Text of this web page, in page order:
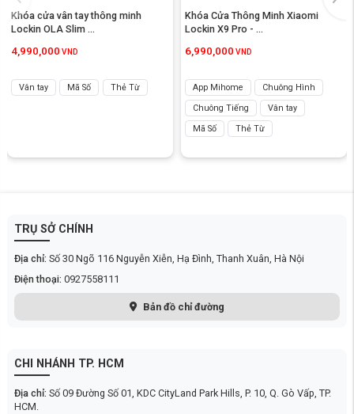
3. Tuổi thọ pin lên đến 12 tháng.
quá trình lưu trữ.Khi hết pin, bạn có thể kết nối sạc dự phòng bên ngoài
qua Type-C để cung cấp nguồn điện khẩn cấp. Điều này đảm bảo rằng
khóa vẫn hoạt động ngay cả trong những tình huống khẩn cấp.
Khóa cửa vân tay thông minh
Lockin OLA Slim ...
4,990,000 VND
Vân tay Mã Số Thẻ Từ
Khóa Cửa Thông Minh Xiaomi
Lockin X9 Pro - ...
6,990,000 VND
App Mihome
Chuông Hình
Chuông Tiếng
Vân tay
Mã Số
Thẻ Từ
TRỤ SỞ CHÍNH
Địa chỉ: Số 30 Ngõ 116 Nguyễn Xiễn, Hạ Đình, Thanh Xuân, Hà Nội
Điện thoại: 0927558111
Bản đồ chỉ đường
CHI NHÁNH TP. HCM
Địa chỉ: Số 09 Đường Số 01, KDC CityLand Park Hills, P. 10, Q. Gò Vấp, TP.
HCM.